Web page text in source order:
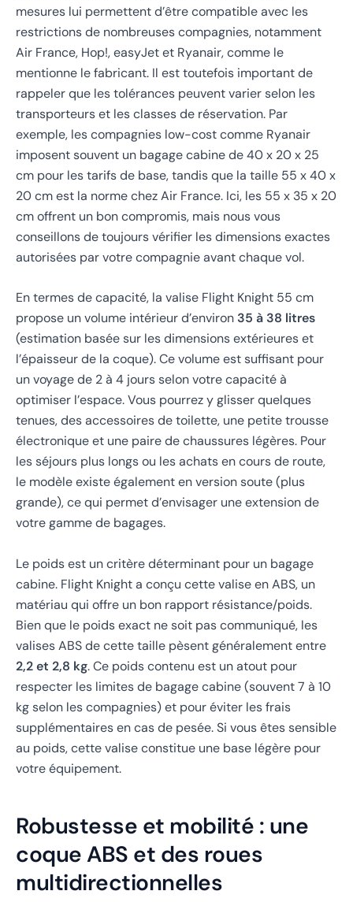
mesures lui permettent d’être compatible avec les
restrictions de nombreuses compagnies, notamment
Air France, Hop!, easyJet et Ryanair, comme le
mentionne le fabricant. Il est toutefois important de
rappeler que les tolérances peuvent varier selon les
transporteurs et les classes de réservation. Par
exemple, les compagnies low-cost comme Ryanair
imposent souvent un bagage cabine de 40 x 20 x 25
cm pour les tarifs de base, tandis que la taille 55 x 40 x
20 cm est la norme chez Air France. Ici, les 55 x 35 x 20
cm offrent un bon compromis, mais nous vous
conseillons de toujours vérifier les dimensions exactes
autorisées par votre compagnie avant chaque vol.
En termes de capacité, la valise Flight Knight 55 cm
propose un volume intérieur d’environ 35 à 38 litres
(estimation basée sur les dimensions extérieures et
l’épaisseur de la coque). Ce volume est suffisant pour
un voyage de 2 à 4 jours selon votre capacité à
optimiser l’espace. Vous pourrez y glisser quelques
tenues, des accessoires de toilette, une petite trousse
électronique et une paire de chaussures légères. Pour
les séjours plus longs ou les achats en cours de route,
le modèle existe également en version soute (plus
grande), ce qui permet d’envisager une extension de
votre gamme de bagages.
Le poids est un critère déterminant pour un bagage
cabine. Flight Knight a conçu cette valise en ABS, un
matériau qui offre un bon rapport résistance/poids.
Bien que le poids exact ne soit pas communiqué, les
valises ABS de cette taille pèsent généralement entre
2,2 et 2,8 kg. Ce poids contenu est un atout pour
respecter les limites de bagage cabine (souvent 7 à 10
kg selon les compagnies) et pour éviter les frais
supplémentaires en cas de pesée. Si vous êtes sensible
au poids, cette valise constitue une base légère pour
votre équipement.
Robustesse et mobilité : une
coque ABS et des roues
multidirectionnelles